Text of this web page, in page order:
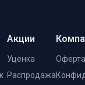
Акции
Уценка
Распродажа
Оферта